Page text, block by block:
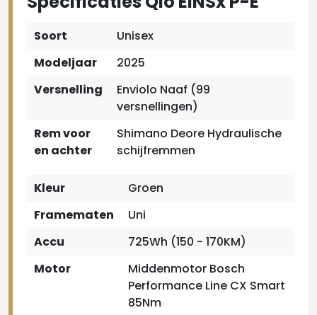
Soort
Unisex
Modeljaar
2025
Versnelling
Enviolo Naaf (99
versnellingen)
Rem voor
en achter
Shimano Deore Hydraulische
schijfremmen
Kleur
Groen
Framematen
Uni
Accu
725Wh (150 - 170KM)
Motor
Middenmotor Bosch
Performance Line CX Smart
85Nm